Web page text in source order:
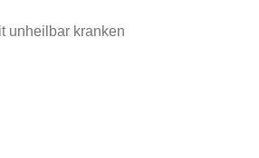
unheilbar kranken